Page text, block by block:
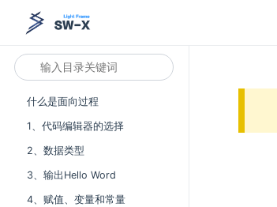
什么是面向过程
1、代码编辑器的选择
2、数据类型
3、输出Hello Word
4、赋值、变量和常量